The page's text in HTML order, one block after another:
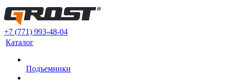
+7 (771) 993-48-04
Каталог
Подъемники